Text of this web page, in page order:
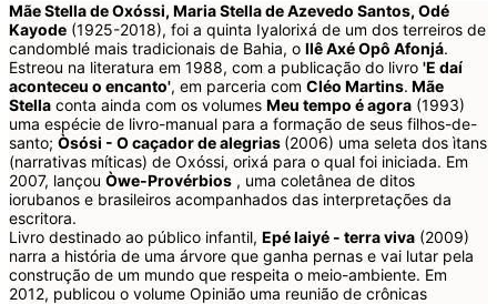
Mãe Stella de Oxóssi, Maria Stella de Azevedo Santos, Odé
Kayode (1925-2018), foi a quinta Iyalorixá de um dos terreiros de
candomblé mais tradicionais de Bahia, o Ilê Axé Opô Afonjá.
Estreou na literatura em 1988, com a publicação do livro 'E daí
aconteceu o encanto', em parceria com Cléo Martins. Mãe
Stella conta ainda com os volumes Meu tempo é agora (1993)
uma espécie de livro-manual para a formação de seus filhos-de-
santo; Òsósi - O caçador de alegrias (2006) uma seleta dos ìtans
(narrativas míticas) de Oxóssi, orixá para o qual foi iniciada. Em
2007, lançou Òwe-Provérbios , uma coletânea de ditos
iorubanos e brasileiros acompanhados das interpretações da
escritora.
Livro destinado ao público infantil, Epé laiyé - terra viva (2009)
narra a história de uma árvore que ganha pernas e vai lutar pela
construção de um mundo que respeita o meio-ambiente. Em
2012, publicou o volume Opinião uma reunião de crônicas